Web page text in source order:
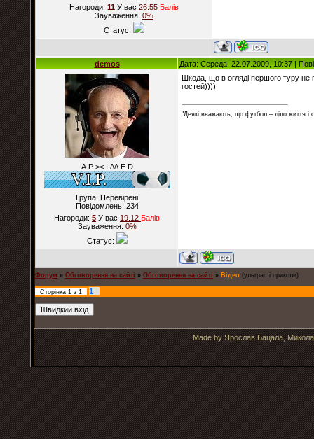
Нагороди: 11 У вас 26.55 Балiв
Зауваження: 0%
Статус:
demos Дата: Середа, 22.07.2009, 10:37 |
А Р >< I /\/\ E D
Група: Перевірені
Повідомлень: 234
Нагороди: 5 У вас 19.12 Балiв
Зауваження: 0%
Статус:
Шкода, що в огляді першого туру не
гостей))))
"Деякі вважають, що футбол – діло життя
Форум » Обговорення на сайті » Обговорення на сайті » Відео (ультрас і приколи)
Сторінка 1 з 1 1
Made by Ярослав Бацала,